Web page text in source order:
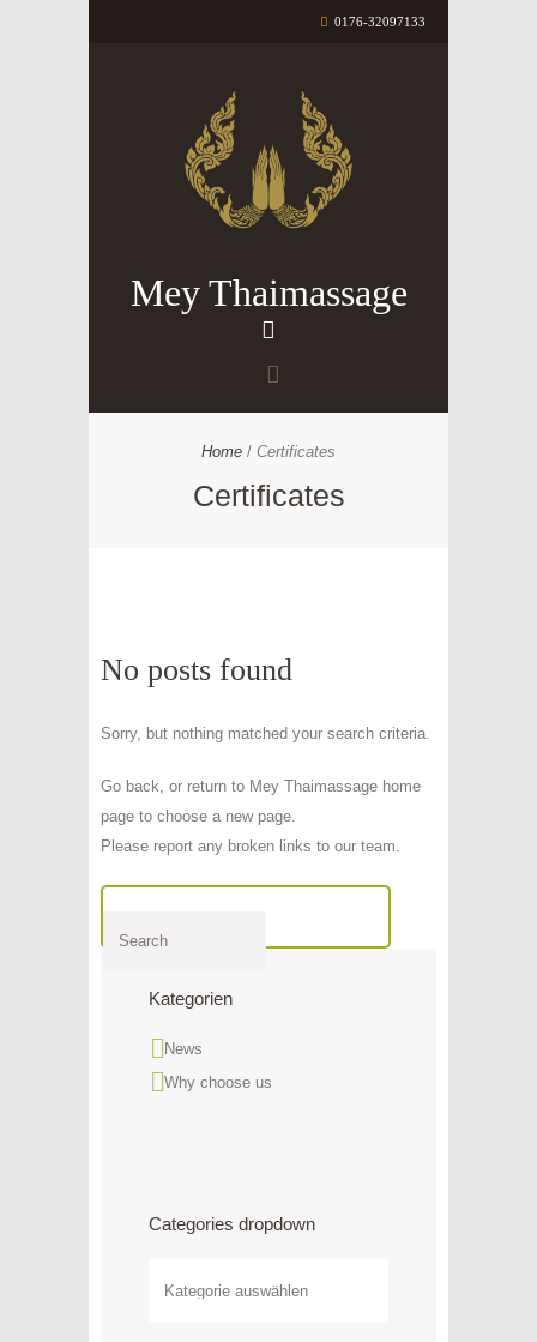
0176-32097133
Mey Thaimassage
Home Certificates
Certificates
No posts found
Sorry, but nothing matched your search criteria.
Go back, or return to Mey Thaimassage home
page to choose a new page.
Please report any broken links to our team.
Kategorien
News
Why choose us
Categories dropdown
dropdown